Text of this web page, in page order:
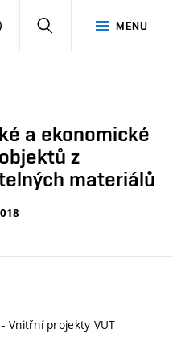
MENU
PŘIHLÁSIT
a ekonomické
z
materiálů
- Vnitřní projekty VUT